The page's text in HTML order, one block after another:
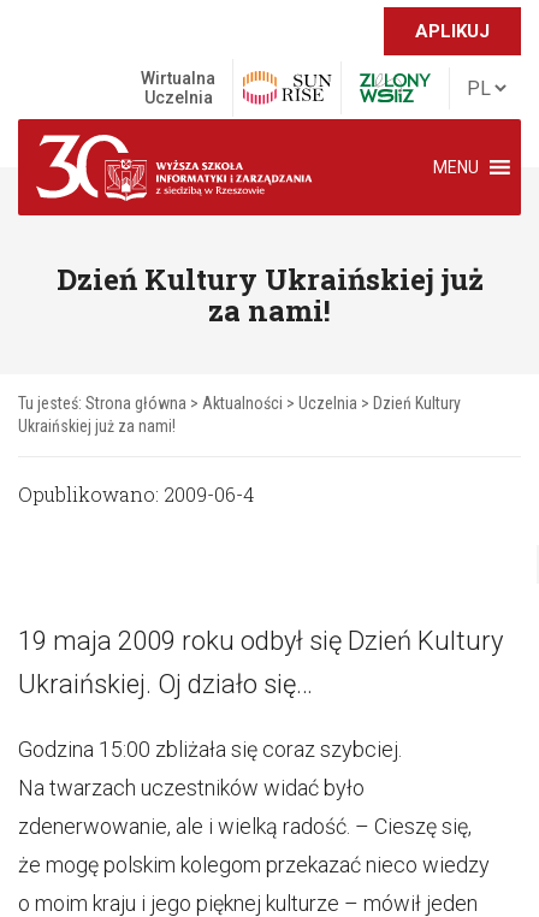
APLIKUJ
Wirtualna
Uczelnia
MENU
Dzień Kultury Ukraińskiej już
za nami!
Tu jesteś: Strona główna > Aktualności > Uczelnia > Dzień Kultury
Ukraińskiej już za nami!
Opublikowano: 2009-06-4
19 maja 2009 roku odbył się Dzień Kultury
Ukraińskiej. Oj działo się…
Godzina 15:00 zbliżała się coraz szybciej.
Na twarzach uczestników widać było
zdenerwowanie, ale i wielką radość. – Cieszę się,
że mogę polskim kolegom przekazać nieco wiedzy
o moim kraju i jego pięknej kulturze – mówił jeden